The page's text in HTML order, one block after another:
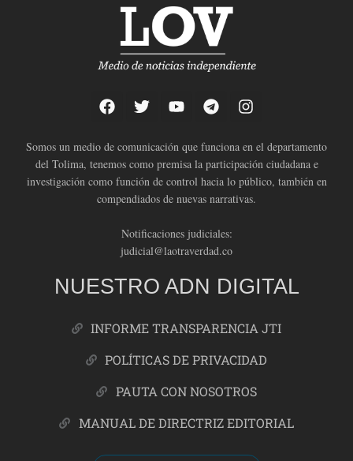
Somos un medio de comunicación que funciona en el departamento
del Tolima, tenemos como premisa la participación ciudadana e
investigación como función de control hacia lo público, también en
compendiados de nuevas narrativas.
Notificaciones judiciales:
judicial@laotraverdad.co
NUESTRO ADN DIGITAL
INFORME TRANSPARENCIA JTI
POLÍTICAS DE PRIVACIDAD
PAUTA CON NOSOTROS
MANUAL DE DIRECTRIZ EDITORIAL